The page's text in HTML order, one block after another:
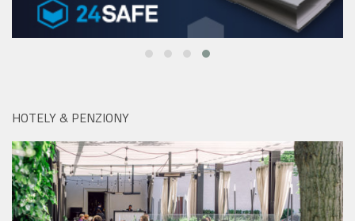
HOTELY & PENZIONY